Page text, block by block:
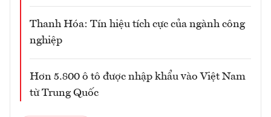
Thanh Hóa: Tín hiệu tích cực của ngành công
nghiệp
Hơn 5.800 ô tô được nhập khẩu vào Việt Nam
từ Trung Quốc